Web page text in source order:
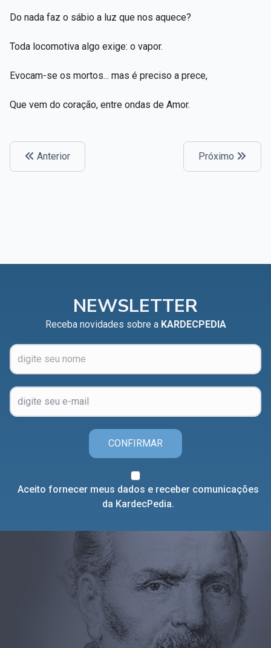
Do nada faz o sábio a luz que nos aquece?
Toda locomotiva algo exige: o vapor.
Evocam-se os mortos... mas é preciso a prece,
Que vem do coração, entre ondas de Amor.
Anterior Próximo
NEWSLETTER
Receba novidades sobre a KARDECPEDIA
CONFIRMAR
Aceito fornecer meus dados e receber comunicações
da KardecPedia.